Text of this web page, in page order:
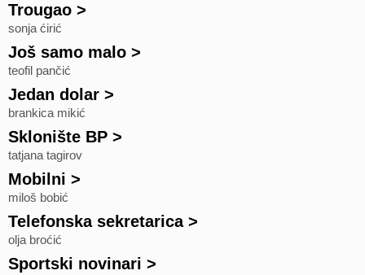
Trougao >
sonja ćirić
Još samo malo >
teofil pančić
Jedan dolar >
brankica mikić
Sklonište BP >
tatjana tagirov
Mobilni >
miloš bobić
Telefonska sekretarica>
olja broćić
Sportski novinari >